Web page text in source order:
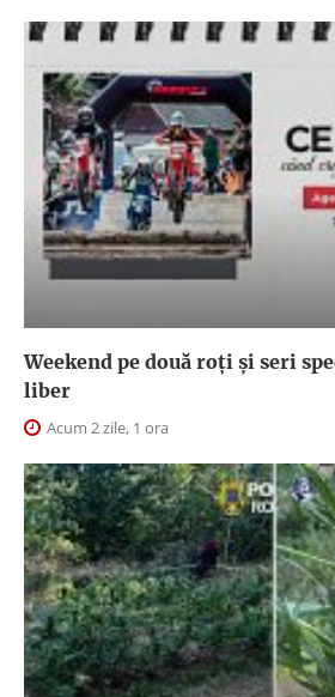
Weekend pe două roți și seri
liber
Acum 2 zile, 1 ora